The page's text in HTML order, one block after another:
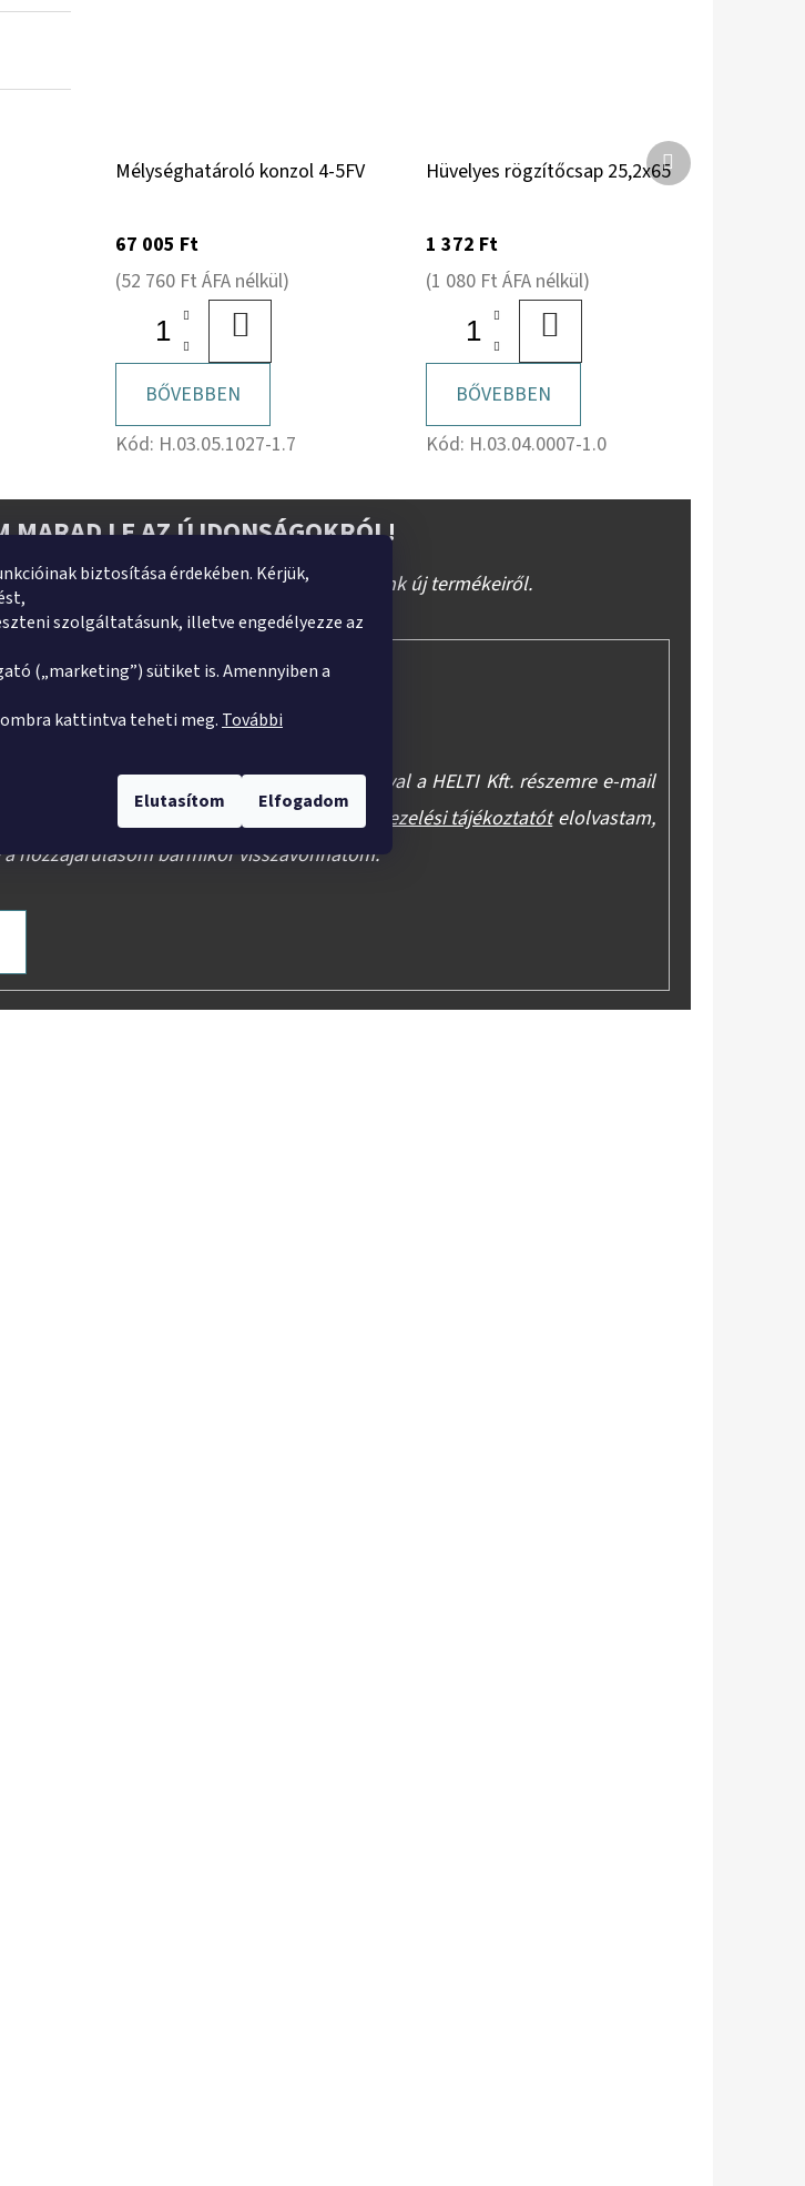
biztosítása érdekében. Kérjük,
szolgáltatásunk, illetve engedélyezze az
(„marketing”) sütiket is. Amennyiben a
kattintva teheti meg. További
Elutasítom Elfogadom
Mélységhatároló konzol 4-5FV
67 005 Ft
(52 760 Ft ÁFA nélkül)
BŐVEBBEN
Kód: H.03.05.1027-1.7
Hüvelyes rögzítőcsap 25,2x65
1 372 Ft
(1 080 Ft ÁFA nélkül)
BŐVEBBEN
Kód: H.03.04.0007-1.0
Következő
termék
MARAD LE AZ ÚJDONSÁGOKRÓL!
és mi tájékoztatást küldünk webáruházunk új termékeiről.
nevem, illetve e-mail címem felhasználásával a HELTI Kft. részemre e-mail
küldjön. Kijelentem, hogy az
adatkezelési tájékoztatót elolvastam,
hozzájárulásom bármikor visszavonhatom.